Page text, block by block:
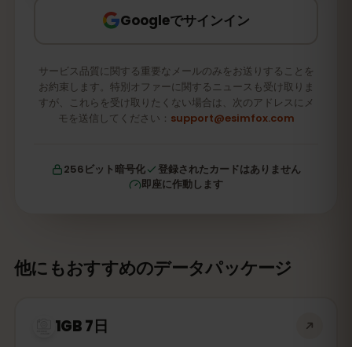
Googleでサインイン
サービス品質に関する重要なメールのみをお送りすることを
お約束します。特別オファーに関するニュースも受け取りま
すが、これらを受け取りたくない場合は、次のアドレスにメ
モを送信してください： support@esimfox.com
256ビット暗号化
登録されたカードはありません
即座に作動します
他にもおすすめのデータパッケージ
1GB 7日